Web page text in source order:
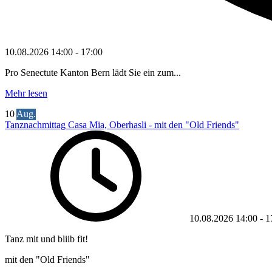
10.08.2026 14:00 - 17:00
Pro Senectute Kanton Bern lädt Sie ein zum...
Mehr lesen
10Aug.
Tanznachmittag Casa Mia, Oberhasli - mit den "Old Friends"
10.08.2026 14:00 -
Tanz mit und bliib fit!
mit den "Old Friends"